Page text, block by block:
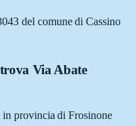
del comune di Cassino
Via Abate
in provincia di Frosinone